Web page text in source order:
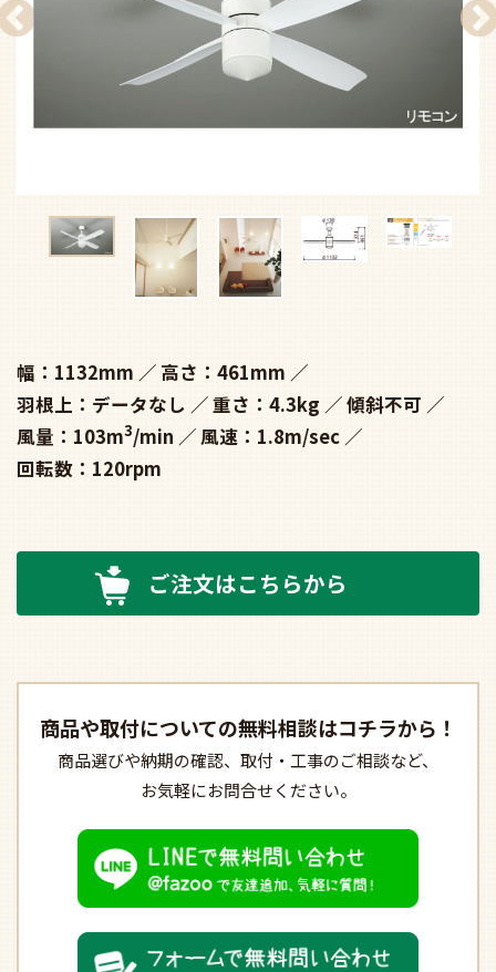
幅：1132mm
高さ：461mm
羽根上：データなし
重さ：4.3kg
傾斜不可
風量：103m3/min
風速：1.8m/sec
回転数：120rpm
ご注文はこちらから
商品や取付についての無料相談はコチラから！
商品選びや納期の確認、 取付・工事のご相談など、
お気軽にお問合せください。